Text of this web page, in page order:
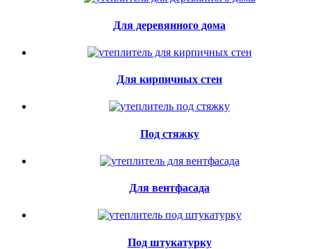
Для деревянного дома
Для кирпичных стен
Под стяжку
Для вентфасада
Под штукатурку